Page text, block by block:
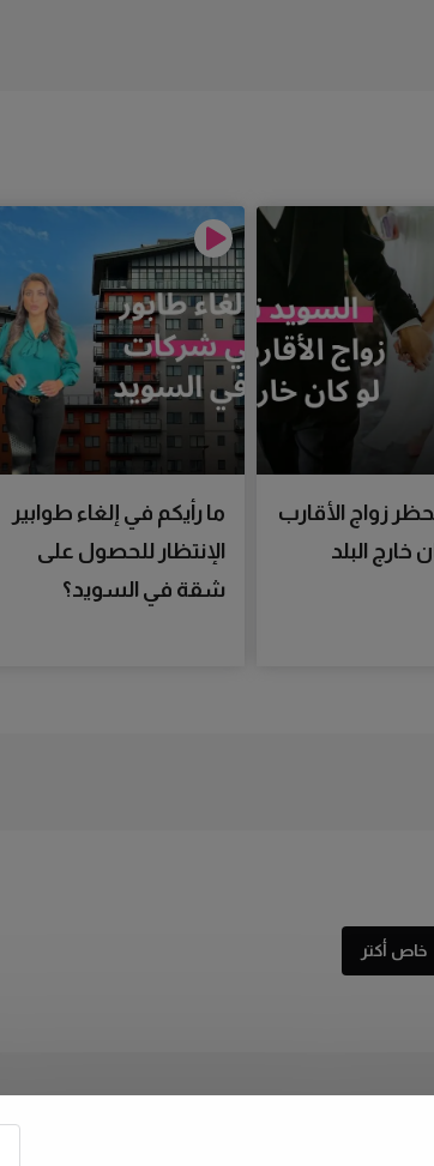
زواج الأقارب
خارج البلد
ما رأيكم في إلغاء طوابير
الإنتظار للحصول على
شقة في السويد؟
خاص أكتر